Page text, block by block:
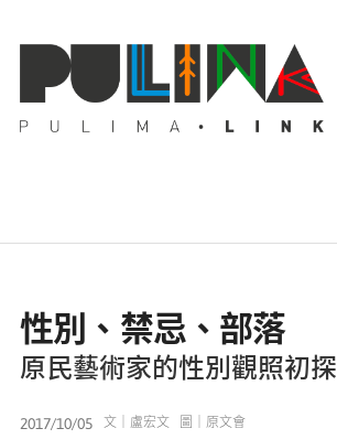
藝壇人物
Pulima藝術獎
性別、禁忌、部落
原民藝術家的性別觀照初探
2017/10/05 文｜盧宏文 圖｜原文會